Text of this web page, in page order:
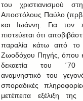
του χριστιανισμού
Αποστόλους Παύλο
και Ιωάννη. Για τον
πιστεύεται ότι
παραλία κάτω από το
Ζωοδόχου Πηγής, όπου
δεκαετία του ΄70
αναμνηστικό του
σποραδικές
μετέπειτα εξέλιξη